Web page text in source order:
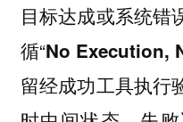
目标达成或系统错
循“No Execution,
留经成功工具执行